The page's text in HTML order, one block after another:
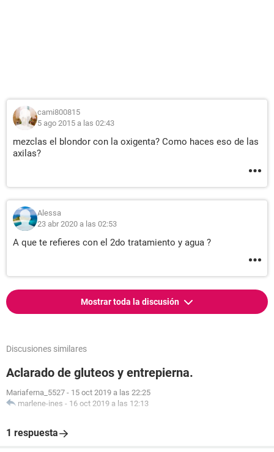
cami800815
5 ago 2015 a las 02:43
mezclas el blondor con la oxigenta? Como haces eso de las
axilas?
Alessa
23 abr 2020 a las 02:53
A que te refieres con el 2do tratamiento y agua ?
Mostrar toda la discusión
Discusiones similares
Aclarado de gluteos y entrepierna.
Mariaferna_5527 - 15 oct 2019 a las 22:25
marlene-ines - 16 oct 2019 a las 12:13
1 respuesta